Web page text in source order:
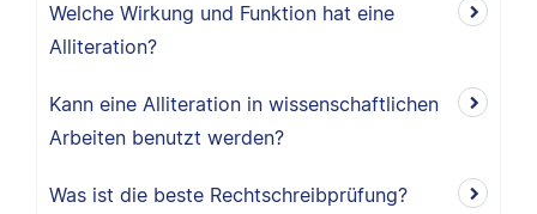
Welche Wirkung und Funktion hat eine
Alliteration?
Kann eine Alliteration in wissenschaftlichen
Arbeiten benutzt werden?
Was ist die beste Rechtschreibprüfung?